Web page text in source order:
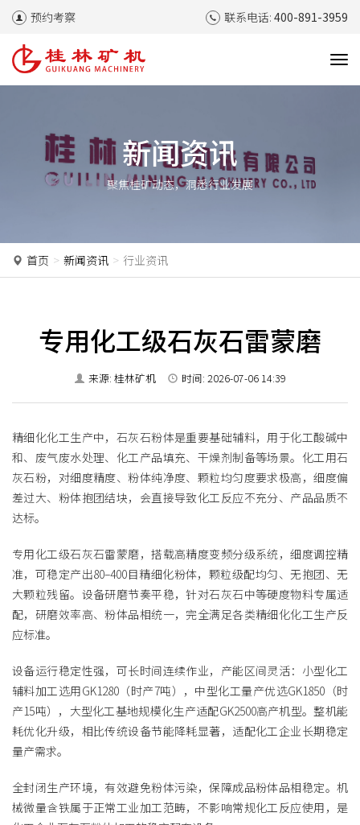
预约考察 联系电话: 400-891-3959
T
g
t
新闻资讯
聚焦桂矿动态，洞悉行业发展
首页 新闻资讯 行业资讯
专用化工级石灰石雷蒙磨
来源: 桂林矿机 时间: 2026-07-06 14:39
精细化化工生产中，石灰石粉体是重要基础辅料，用于化工酸碱中
和、废气废水处理、化工产品填充、干燥剂制备等场景。化工用石
灰石粉，对细度精度、粉体纯净度、颗粒均匀度要求极高，细度偏
差过大、粉体抱团结块，会直接导致化工反应不充分、产品品质不
达标。
专用化工级石灰石雷蒙磨，搭载高精度变频分级系统，细度调控精
准，可稳定产出80–400目精细化粉体，颗粒级配均匀、无抱团、无
大颗粒残留。设备研磨节奏平稳，针对石灰石中等硬度物料专属适
配，研磨效率高、粉体品相统一，完全满足各类精细化化工生产反
应标准。
设备运行稳定性强，可长时间连续作业，产能区间灵活：小型化工
辅料加工选用GK1280（时产7吨），中型化工量产优选GK1850（时
产15吨），大型化工基地规模化生产适配GK2500高产机型。整机能
耗优化升级，相比传统设备节能降耗显著，适配化工企业长期稳定
量产需求。
全封闭生产环境，有效避免粉体污染，保障成品粉体品相稳定。机
械微量含铁属于正常工业加工范畴，不影响常规化工反应使用，是